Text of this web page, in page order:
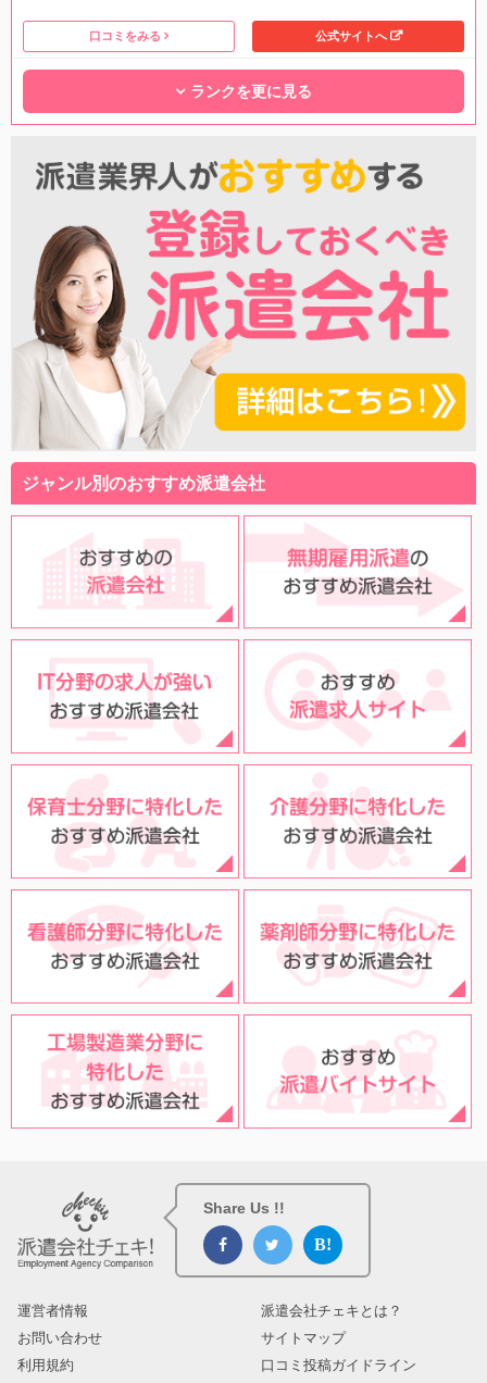
口コミをみる 公式サイトへ
ランクを更に見る
ジャンル別のおすすめ派遣会社
Share Us !!
運営者情報
派遣会社チェキとは？
お問い合わせ
サイトマップ
利用規約
口コミ投稿ガイドライン